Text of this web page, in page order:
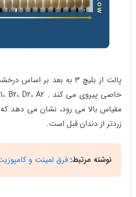
پالت از بلیچ 3 به بعد بر
مقیاس بالا می رود، نشان می دهد که
زردتر از دندان قبل است.
نوشته مرتبط: فرق لمینت و